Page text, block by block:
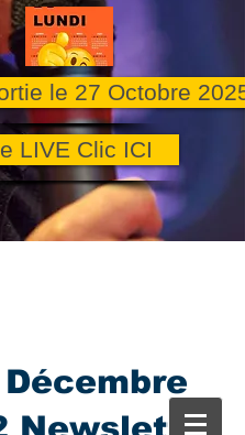
le 27 Octobre 2025
LIVE Clic ICI